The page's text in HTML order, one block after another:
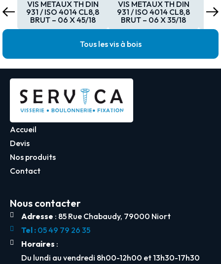
VIS METAUX TH DIN
931 / ISO 4014 CL8,8
BRUT – 06 X 45/18
VIS METAUX TH DIN
931 / ISO 4014 CL8,8
BRUT – 06 X 35/18
Tous les vis à bois
Accueil
Devis
Nos produits
Contact
Nous contacter
Adresse : 85 Rue Chabaudy, 79000 Niort
Tel :05 49 79 26 35
Horaires :
Du lundi au vendredi 8h00-12h00 et 13h30-17h30